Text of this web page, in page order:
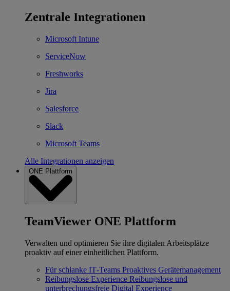
Zentrale Integrationen
Microsoft Intune
ServiceNow
Freshworks
Jira
Salesforce
Slack
Microsoft Teams
Alle Integrationen anzeigen
ONE Plattform
TeamViewer ONE Plattform
Verwalten und optimieren Sie ihre digitalen Arbeitsplätze
proaktiv auf einer einheitlichen Plattform.
Für schlanke IT‐Teams Proaktives Gerätemanagement
Reibungslose Experience Reibungslose und
unterbrechungsfreie Digital Experience